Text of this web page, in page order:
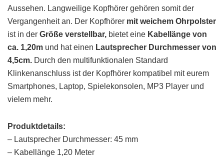
Aussehen. Langweilige Kopfhörer gehören somit der
Vergangenheit an. Der Kopfhörer mit weichem Ohrpolster
ist in der Größe verstellbar, bietet eine Kabellänge von
ca. 1,20m und hat einen Lautsprecher Durchmesser von
4,5cm. Durch den multifunktionalen Standard
Klinkenanschluss ist der Kopfhörer kompatibel mit eurem
Smartphones, Laptop, Spielekonsolen, MP3 Player und
vielem mehr.
Produktdetails:
– Lautsprecher Durchmesser: 45 mm
– Kabellänge 1,20 Meter